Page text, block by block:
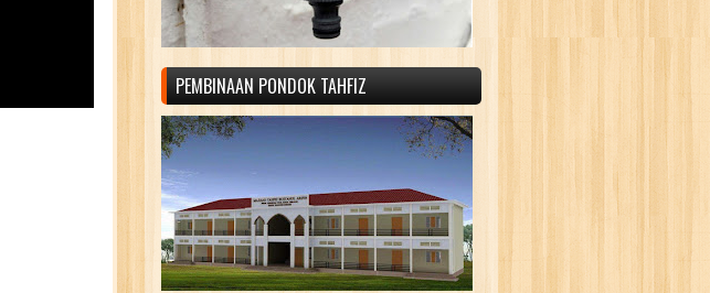
PEMBINAAN PONDOK TAHFIZ